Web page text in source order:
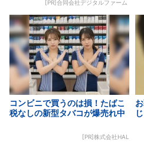
[PR]合同会社デジタルファーム
コンビニで買うのは損！たばこ
税なしの新型タバコが爆売れ中
[PR]株式会社HAL